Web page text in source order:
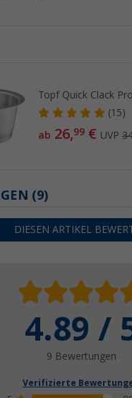
Topf Quick Clack
(15)
ab 26,99 € UVP
(9)
DIESEN ARTIKEL
4.89 /
9 Bewertungen
Verifizierte